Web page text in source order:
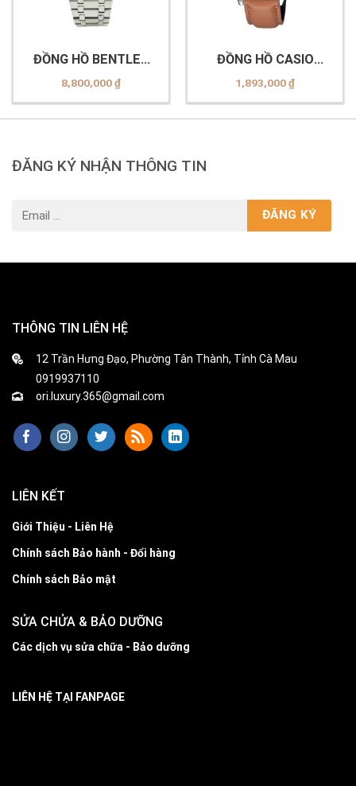
ĐỒNG HỒ BENTLEY
BL2416 (-101MWBI
MS Đen)
8,800,000₫
ĐỒNG HỒ CASIO
MTP-V300L-7A2UDF
1,893,000₫
ĐĂNG KÝ NHẬN THÔNG TIN
THÔNG TIN LIÊN HỆ
12 Trần Hưng Đạo, Phường Tân Thành, Tỉnh Cà Mau
0919937110
ori.luxury.365@gmail.com
LIÊN KẾT
Giới Thiệu - Liên Hệ
Chính sách Bảo hành - Đổi hàng
Chính sách Bảo mật
SỬA CHỬA & BẢO DƯỠNG
Các dịch vụ sửa chữa - Bảo dưỡng
LIÊN HỆ TẠI FANPAGE